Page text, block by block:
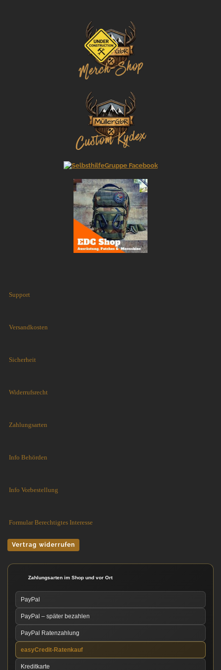
Support
Versandkosten
Sicherheit
Widerrufsrecht
Zahlungsarten
Info Behörden
Info Vorbestellung
Formular Berechtigtes Interesse
Vertrag widerrufen
Zahlungsarten im Shop und vor Ort
PayPal
PayPal – später bezahlen
PayPal Ratenzahlung
easyCredit-Ratenkauf
Kreditkarte